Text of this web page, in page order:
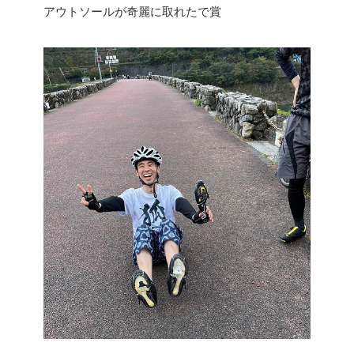
アウトソールが奇麗に取れたで賞